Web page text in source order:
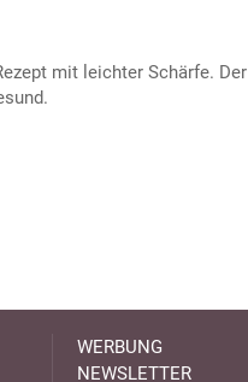
mit leichter Schärfe. Der
WERBUNG
NEWSLETTER